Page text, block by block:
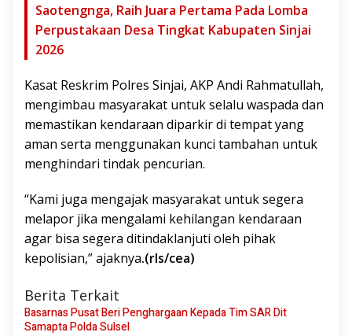
Saotengnga, Raih Juara Pertama Pada Lomba
Perpustakaan Desa Tingkat Kabupaten Sinjai
2026
Kasat Reskrim Polres Sinjai, AKP Andi Rahmatullah,
mengimbau masyarakat untuk selalu waspada dan
memastikan kendaraan diparkir di tempat yang
aman serta menggunakan kunci tambahan untuk
menghindari tindak pencurian.
“Kami juga mengajak masyarakat untuk segera
melapor jika mengalami kehilangan kendaraan
agar bisa segera ditindaklanjuti oleh pihak
kepolisian,” ajaknya.(rls/cea)
Berita Terkait
Basarnas Pusat Beri Penghargaan Kepada Tim SAR Dit
Samapta Polda Sulsel